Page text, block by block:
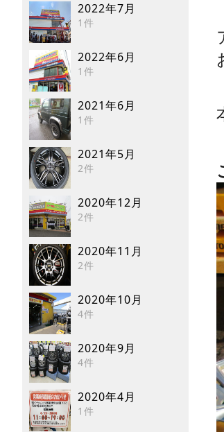
2022年7月
1件
2022年6月
1件
2021年6月
1件
2021年5月
2件
2020年12月
2件
2020年11月
2件
2020年10月
4件
2020年9月
4件
2020年4月
1件